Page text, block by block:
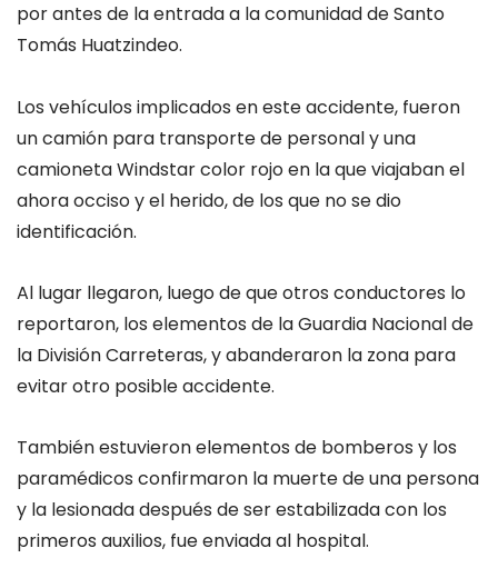
por antes de la entrada a la comunidad de Santo
Tomás Huatzindeo.
Los vehículos implicados en este accidente, fueron
un camión para transporte de personal y una
camioneta Windstar color rojo en la que viajaban el
ahora occiso y el herido, de los que no se dio
identificación.
Al lugar llegaron, luego de que otros conductores lo
reportaron, los elementos de la Guardia Nacional de
la División Carreteras, y abanderaron la zona para
evitar otro posible accidente.
También estuvieron elementos de bomberos y los
paramédicos confirmaron la muerte de una persona
y la lesionada después de ser estabilizada con los
primeros auxilios, fue enviada al hospital.